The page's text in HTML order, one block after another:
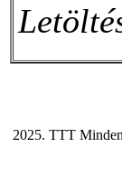
2025. TTT